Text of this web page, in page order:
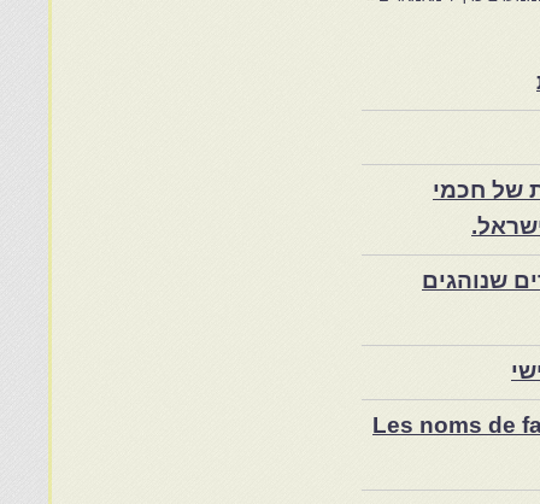
של חכמי
שנוהגים
Les noms de